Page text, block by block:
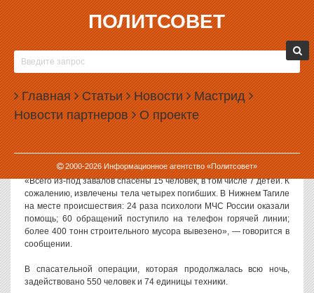
ПОЛИТСОВЕТ
Главная Статьи Новости Мастрид
Новости партнеров О проекте
2000-2026Информационное агентство «Политсовет»
02.08.2024, 09:17
ИЗ-ПОД ЗАВАЛОВ ДОМА В НИЖНЕМ ТАГИЛЕ
ИЗВЛЕКЛИ ТЕЛА ЧЕТЫРЕХ ПОГИБШИХ
В Нижнем Тагиле из-под завалов обрушившегося жилого дома
извлекли тела четырех погибших. 15 человек удалось спасти.
Информацию о погибших по состоянию на 9 утра 2 августа 2024
года приводит пресс-службе МЧС России.
«Всего из-под завалов спасены 15 человек, в том числе 7 детей. К
сожалению, извлечены тела четырех погибших. В Нижнем Тагиле
на месте происшествия: 24 раза психологи МЧС России оказали
помощь; 60 обращений поступило на телефон горячей линии;
более 400 тонн строительного мусора вывезено», — говорится в
сообщении.
В спасательной операции, которая продолжалась всю ночь,
задействовано 550 человек и 74 единицы техники.